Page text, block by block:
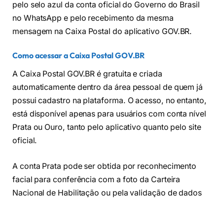
pelo selo azul da conta oficial do Governo do Brasil
no WhatsApp e pelo recebimento da mesma
mensagem na Caixa Postal do aplicativo GOV.BR.
Como acessar a Caixa Postal GOV.BR
A Caixa Postal GOV.BR é gratuita e criada
automaticamente dentro da área pessoal de quem já
possui cadastro na plataforma. O acesso, no entanto,
está disponível apenas para usuários com conta nível
Prata ou Ouro, tanto pelo aplicativo quanto pelo site
oficial.
A conta Prata pode ser obtida por reconhecimento
facial para conferência com a foto da Carteira
Nacional de Habilitação ou pela validação de dados